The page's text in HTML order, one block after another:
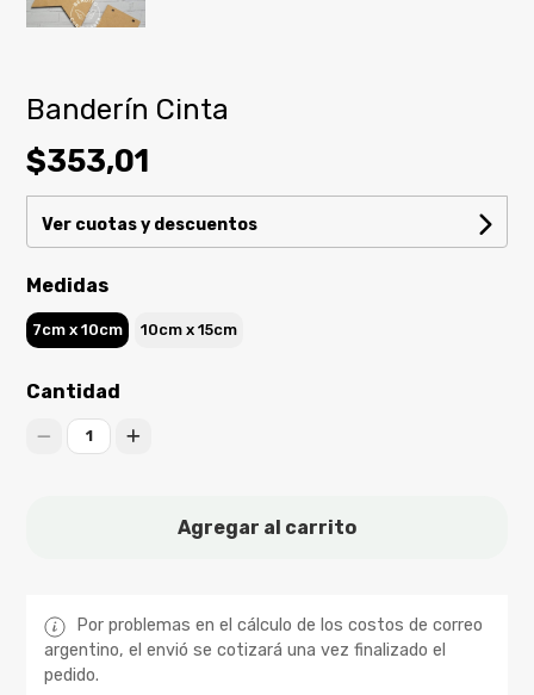
Banderín Cinta
$353,01
Ver cuotas y descuentos
Medidas
7cm x 10cm 10cm x 15cm
Cantidad
1
Agregar al carrito
Por problemas en el cálculo de los costos de correo
argentino, el envió se cotizará una vez finalizado el
pedido.